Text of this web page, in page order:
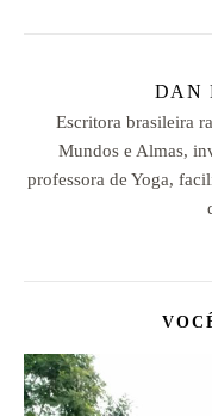
DAN
Escritora brasileira
Mundos e Almas,
professora de Yoga,